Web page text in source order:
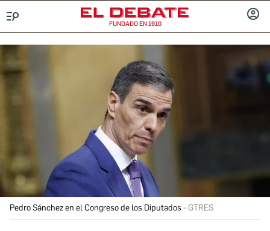
FUNDADO EN 1910
Pedro Sánchez en el Congreso de los Diputados GTRES